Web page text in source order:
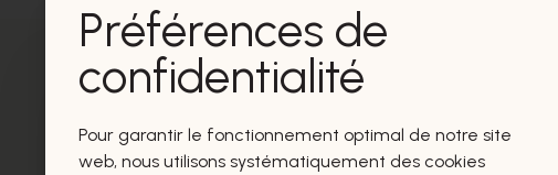
Préférences de
confidentialité
Pour garantir le fonctionnement optimal de notre site
web, nous utilisons systématiquement des cookies